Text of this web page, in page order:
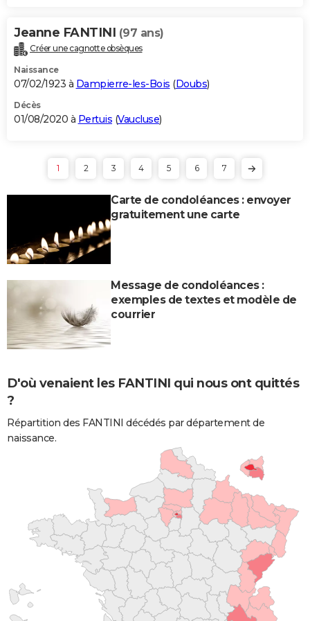
Jeanne FANTINI (97 ans)
Créer une cagnotte obsèques
Naissance
07/02/1923 à Dampierre-les-Bois (Doubs)
Décès
01/08/2020 à Pertuis (Vaucluse)
1 2 3 4 5 6 7
Carte de condoléances : envoyer
gratuitement une carte
Message de condoléances :
exemples de textes et modèle de
courrier
D'où venaient les FANTINI qui nous ont quittés
?
Répartition des FANTINI décédés par département de
naissance.